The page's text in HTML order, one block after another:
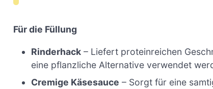
Für die Füllung
Rinderhack – Liefert proteinreichen
eine pflanzliche Alternative verwendet
Cremige Käsesauce – Sorgt für eine